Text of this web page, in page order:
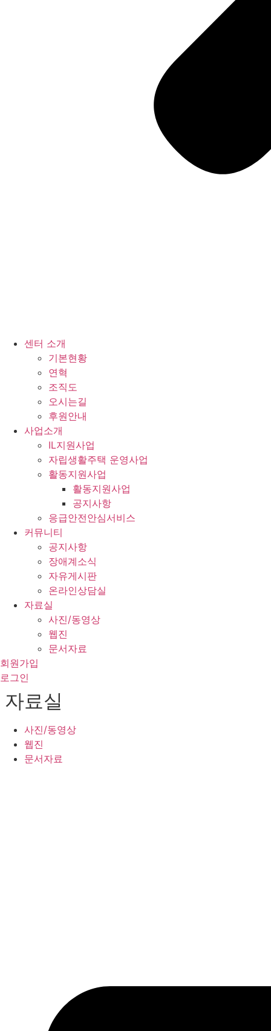
센터 소개
기본현황
연혁
조직도
오시는길
후원안내
사업소개
IL지원사업
자립생활주택 운영사업
활동지원사업
활동지원사업
공지사항
응급안전안심서비스
커뮤니티
공지사항
장애계소식
자유게시판
온라인상담실
자료실
사진/동영상
웹진
문서자료
회원가입
로그인
자료실
사진/동영상
웹진
문서자료